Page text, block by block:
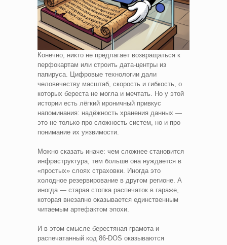
Конечно, никто не предлагает возвращаться к
перфокартам или строить дата-центры из
папируса. Цифровые технологии дали
человечеству масштаб, скорость и гибкость, о
которых береста не могла и мечтать. Но у этой
истории есть лёгкий ироничный привкус
напоминания: надёжность хранения данных —
это не только про сложность систем, но и про
понимание их уязвимости.
Можно сказать иначе: чем сложнее становится
инфраструктура, тем больше она нуждается в
«простых» слоях страховки. Иногда это
холодное резервирование в другом регионе. А
иногда — старая стопка распечаток в гараже,
которая внезапно оказывается единственным
читаемым артефактом эпохи.
И в этом смысле берестяная грамота и
распечатанный код 86-DOS оказываются